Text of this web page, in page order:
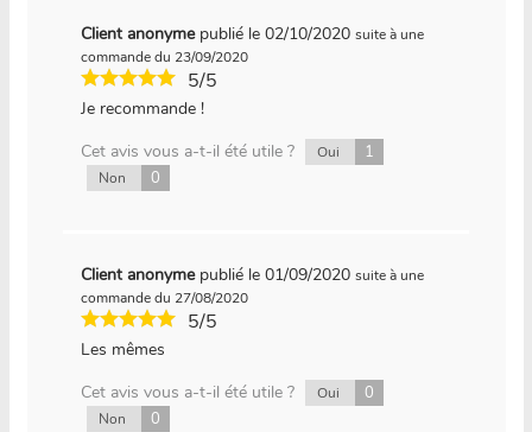
Client anonyme publié le 02/10/2020 suite à une
commande du 23/09/2020
5/5
Je recommande !
Cet avis vous a-t-il été utile ?
Oui 1
Non 0
Client anonyme publié le 01/09/2020 suite à une
commande du 27/08/2020
5/5
Les mêmes
Cet avis vous a-t-il été utile ?
Oui 0
Non 0